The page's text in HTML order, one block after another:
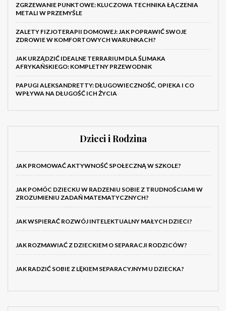
ZGRZEWANIE PUNKTOWE: KLUCZOWA TECHNIKA ŁĄCZENIA
METALI W PRZEMYŚLE
ZALETY FIZJOTERAPII DOMOWEJ: JAK POPRAWIĆ SWOJE
ZDROWIE W KOMFORTOWYCH WARUNKACH?
JAK URZĄDZIĆ IDEALNE TERRARIUM DLA ŚLIMAKA
AFRYKAŃSKIEGO: KOMPLETNY PRZEWODNIK
PAPUGI ALEKSANDRETTY: DŁUGOWIECZNOŚĆ, OPIEKA I CO
WPŁYWA NA DŁUGOŚĆ ICH ŻYCIA
Dzieci i Rodzina
JAK PROMOWAĆ AKTYWNOŚĆ SPOŁECZNĄ W SZKOLE?
JAK POMÓC DZIECKU W RADZENIU SOBIE Z TRUDNOŚCIAMI W
ZROZUMIENIU ZADAŃ MATEMATYCZNYCH?
JAK WSPIERAĆ ROZWÓJ INTELEKTUALNY MAŁYCH DZIECI?
JAK ROZMAWIAĆ Z DZIECKIEM O SEPARACJI RODZICÓW?
JAK RADZIĆ SOBIE Z LĘKIEM SEPARACYJNYM U DZIECKA?